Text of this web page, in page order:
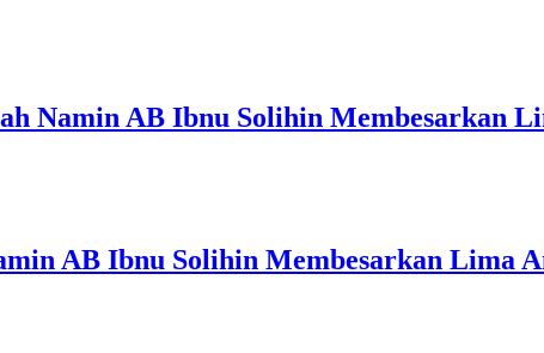
Namin AB Ibnu Solihin Membesarkan
AB Ibnu Solihin Membesarkan Lima